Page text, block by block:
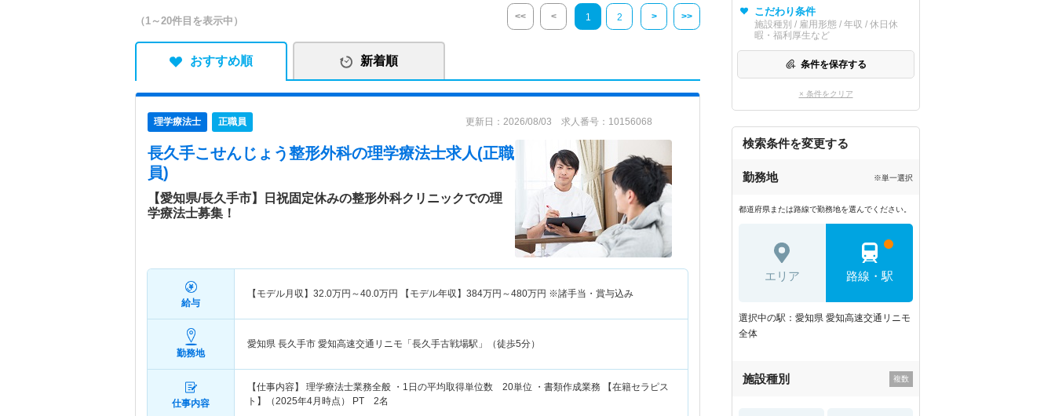
（1～20件目を表示中） << < 1 2 > >>
おすすめ順 新着順
理学療法士 正職員 更新日：2026/08/03 求人番号：10156068
長久手こせんじょう整形外科の理学療法士求人(正職
員)
【愛知県/長久手市】日祝固定休みの整形外科クリニックでの理
学療法士募集！
給与
【モデル月収】 32.0万円～40.0万円 【モデル年収】 384万円～480万円 ※諸手当・賞与込み
勤務地
愛知県 長久手市 愛知高速交通リニモ「長久手古戦場駅」（徒歩5分）
仕事内容
【仕事内容】 理学療法士業務全般 ・1日の平均取得単位数 20単位 ・書類作成業務 【在籍セラピス
ト】（2025年4月時点） PT 2名
こだわり条件
施設種別 / 雇用形態 / 年収 / 休日休
暇・福利厚生など
条件を保存する
× 条件をクリア
検索条件を変更する
勤務地 ※単一選択
都道府県または路線で勤務地を選んでください。
エリア 路線・駅
選択中の駅：愛知県 愛知高速交通リニモ
全体
施設種別